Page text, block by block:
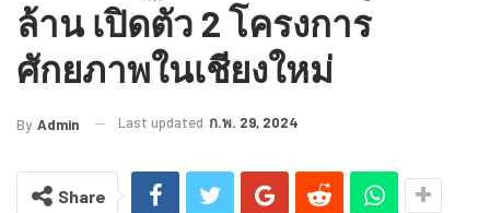
ล้าน เปิดตัว 2 โครงการ
ศักยภาพในเชียงใหม่
By Admin Last updated ก.พ. 29, 2024
Share